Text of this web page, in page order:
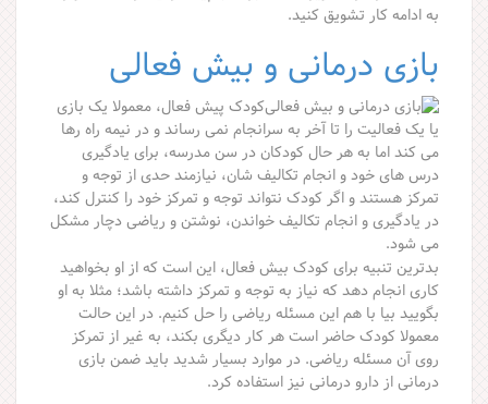
به ادامه کار تشویق کنید.
بازی درمانی و بیش فعالی
کودک پیش فعال، معمولا یک بازی
یا یک فعالیت را تا آخر به سرانجام نمی رساند و در نیمه راه رها
می کند اما به هر حال کودکان در سن مدرسه، برای یادگیری
درس های خود و انجام تکالیف شان، نیازمند حدی از توجه و
تمرکز هستند و اگر کودک نتواند توجه و تمرکز خود را کنترل کند،
در یادگیری و انجام تکالیف خواندن، نوشتن و ریاضی دچار مشکل
می شود.
بدترین تنبیه برای کودک بیش فعال، این است که از او بخواهید
کاری انجام دهد که نیاز به توجه و تمرکز داشته باشد؛ مثلا به او
بگویید بیا با هم این مسئله ریاضی را حل کنیم. در این حالت
معمولا کودک حاضر است هر کار دیگری بکند، به غیر از تمرکز
روی آن مسئله ریاضی. در موارد بسیار شدید باید ضمن بازی
درمانی از دارو درمانی نیز استفاده کرد.